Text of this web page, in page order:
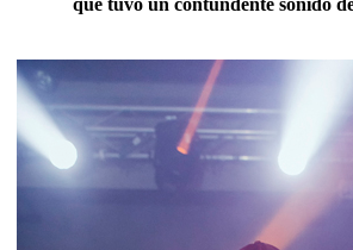
que tuvo un contundente sonido